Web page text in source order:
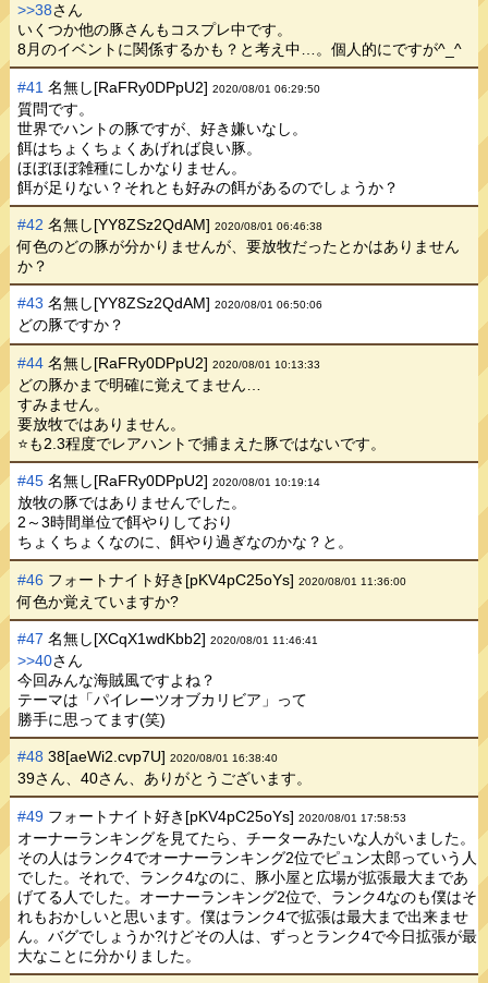
>>38さん
いくつか他の豚さんもコスプレ中です。
8月のイベントに関係するかも？と考え中…。個人的にですが^_^
#41 名無し[RaFRy0DPpU2]2020/08/01 06:29:50
質問です。
世界でハントの豚ですが、好き嫌いなし。
餌はちょくちょくあげれば良い豚。
ほぼほぼ雑種にしかなりません。
餌が足りない？それとも好みの餌があるのでしょうか？
#42 名無し[YY8ZSz2QdAM]2020/08/01 06:46:38
何色のどの豚が分かりませんが、要放牧だったとかはありません
か？
#43 名無し[YY8ZSz2QdAM]2020/08/01 06:50:06
どの豚ですか？
#44 名無し[RaFRy0DPpU2]2020/08/01 10:13:33
どの豚かまで明確に覚えてません…
すみません。
要放牧ではありません。
⭐も2.3程度でレアハントで捕まえた豚ではないです。
#45 名無し[RaFRy0DPpU2]2020/08/01 10:19:14
放牧の豚ではありませんでした。
2～3時間単位で餌やりしており
ちょくちょくなのに、餌やり過ぎなのかな？と。
#46 フォートナイト好き[pKV4pC25oYs]2020/08/01 11:36:00
何色か覚えていますか?
#47 名無し[XCqX1wdKbb2]2020/08/01 11:46:41
>>40さん
今回みんな海賊風ですよね？
テーマは「パイレーツオブカリビア」って
勝手に思ってます(笑)
#48 38[aeWi2.cvp7U]2020/08/01 16:38:40
39さん、40さん、ありがとうございます。
#49 フォートナイト好き[pKV4pC25oYs]2020/08/01 17:58:53
オーナーランキングを見てたら、チーターみたいな人がいました。
その人はランク4でオーナーランキング2位でピュン太郎っていう人
でした。それで、ランク4なのに、豚小屋と広場が拡張最大まであ
げてる人でした。オーナーランキング2位で、ランク4なのも僕はそ
れもおかしいと思います。僕はランク4で拡張は最大まで出来ませ
ん。バグでしょうか?けどその人は、ずっとランク4で今日拡張が最
大なことに分かりました。